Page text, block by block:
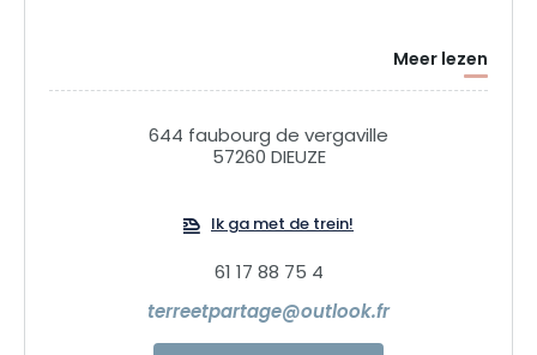
Meer lezen
644 faubourg de vergaville
57260 DIEUZE
Ik ga met de trein!
61 17 88 75 4
terreetpartage@outlook.fr